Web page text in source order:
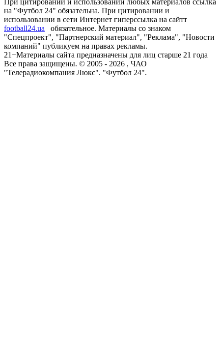
При цитировании и использовании любых материалов ссылка
на "Футбол 24" обязательна. При цитировании и
использовании в сети Интернет гиперссылка на сайтт
football24.ua
обязательное. Материалы со знаком
"Спецпроект", "Партнерский материал", "Реклама", "Новости
компаний" публикуем на правах рекламы.
21+Материалы сайта предназначены для лиц старше 21 года
Все права защищены. © 2005 - 2026 , ЧАО
"Телерадиокомпания Люкс". "Футбол 24".